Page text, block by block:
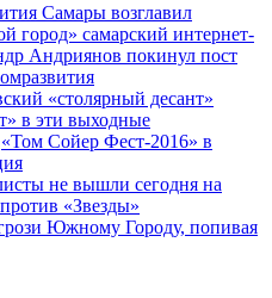
Самары возглавил
город» самарский интернет-
Андриянов покинул пост
«столярный десант»
в эти выходные
«Том Сойер Фест-2016» в
не вышли сегодня на
«Звезды»
Южному Городу, попивая